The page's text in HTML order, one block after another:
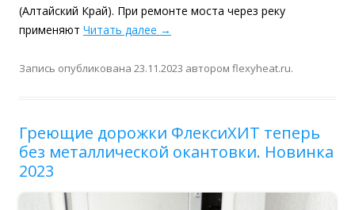
(Алтайский Край). При ремонте моста через реку
применяют Читать далее →
Запись опубликована 23.11.2023 автором flexyheat.ru.
Греющие дорожки ФлексиХИТ теперь
без металлической окантовки. Новинка
2023